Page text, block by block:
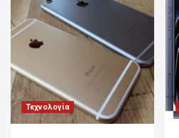
Τεχνολογία